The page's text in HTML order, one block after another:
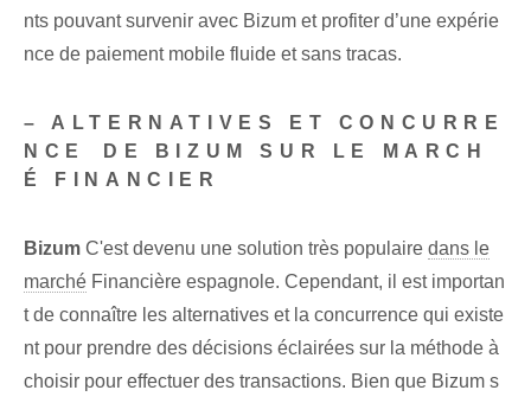
nts pouvant survenir avec Bizum et profiter d’une expérie
nce de paiement mobile fluide et sans tracas.
– ALTERNATIVES ET CONCURRE
NCE⁤ DE BIZUM ​SUR LE MARCH
É FINANCIER
Bizum C'est devenu une solution très populaire dans le
marché ‌Financière espagnole. Cependant, il est importan
t de connaître les alternatives et la concurrence qui existe
nt pour prendre des décisions éclairées sur la méthode à
choisir pour effectuer des transactions. Bien que Bizum⁣ s